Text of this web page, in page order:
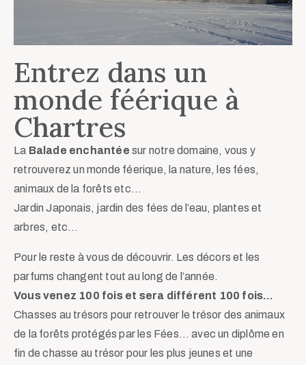
Entrez dans un
monde féérique à
Chartres
La Balade enchantée sur notre domaine, vous y
retrouverez un monde féerique, la nature, les fées,
animaux de la forêts etc…
Jardin Japonais, jardin des fées de l’eau, plantes et
arbres, etc…
Pour le reste à vous de découvrir. Les décors et les
parfums changent tout au long de l’année.
Vous venez 100 fois et sera différent 100 fois…
Chasses au trésors pour retrouver le trésor des animaux
de la forêts protégés par les Fées… avec un diplôme en
fin de chasse au trésor pour les plus jeunes et une